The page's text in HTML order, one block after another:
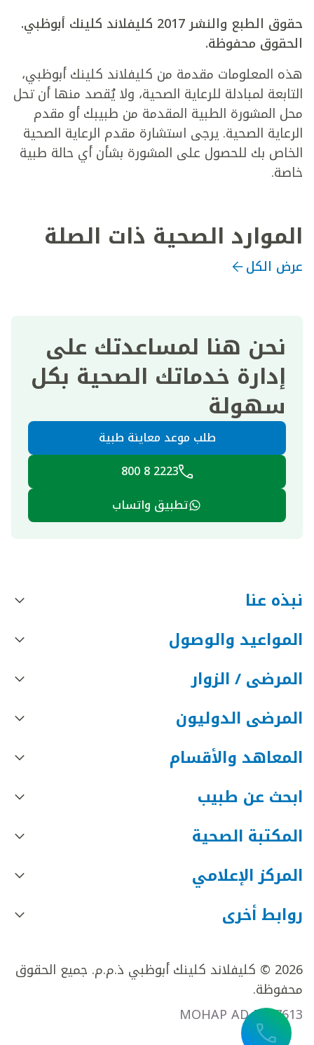
حقوق الطبع والنشر 2017 كليفلاند كلينك أبوظبي.
الحقوق محفوظة.
هذه المعلومات مقدمة من كليفلاند كلينك أبوظبي،
التابعة لمبادلة للرعاية الصحية، ولا يُقصد منها أن تحل
محل المشورة الطبية المقدمة من طبيبك أو مقدم
الرعاية الصحية. يرجى استشارة مقدم الرعاية الصحية
الخاص بك للحصول على المشورة بشأن أي حالة طبية
خاصة.
الموارد الصحية ذات الصلة
عرض الكل
نحن هنا لمساعدتك على
إدارة خدماتك الصحية بكل
سهولة
طلب موعد معاينة طبية
2223 8 800
تطبيق واتساب
نبذه عنا
المواعيد والوصول
المرضى / الزوار
المرضى الدوليون
المعاهد والأقسام
ابحث عن طبيب
المكتبة الصحية
المركز الإعلامي
روابط أخرى
2026 © كليفلاند كلينك أبوظبي ذ.م.م. جميع الحقوق
محفوظة.
MOHAP AD FR27613